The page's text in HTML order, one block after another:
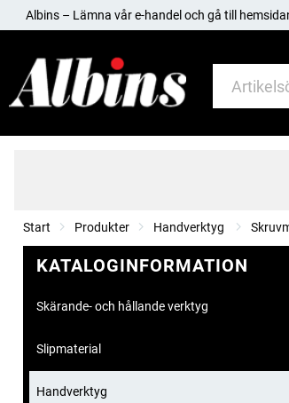
Albins – Lämna vår e-handel och gå till
Start Produkter Handverktyg
KATALOGINFORMATION
Skärande- och hållande verktyg
Slipmaterial
Handverktyg